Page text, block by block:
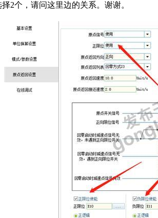
2个，请问这里边的关系。谢谢。